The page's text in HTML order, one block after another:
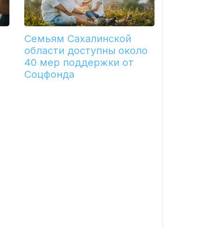
Семьям Сахалинской
области доступны около
40 мер поддержки от
Соцфонда